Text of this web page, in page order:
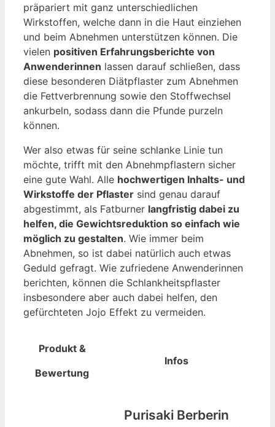
präpariert mit ganz unterschiedlichen
Wirkstoffen, welche dann in die Haut einziehen
und beim Abnehmen unterstützen können. Die
vielen positiven Erfahrungsberichte von
Anwenderinnen lassen darauf schließen, dass
diese besonderen Diätpflaster zum Abnehmen
die Fettverbrennung sowie den Stoffwechsel
ankurbeln, sodass dann die Pfunde purzeln
können.
Wer also etwas für seine schlanke Linie tun
möchte, trifft mit den Abnehmpflastern sicher
eine gute Wahl. Alle hochwertigen Inhalts- und
Wirkstoffe der Pflaster sind genau darauf
abgestimmt, als Fatburner langfristig dabei zu
helfen, die Gewichtsreduktion so einfach wie
möglich zu gestalten. Wie immer beim
Abnehmen, so ist dabei natürlich auch etwas
Geduld gefragt. Wie zufriedene Anwenderinnen
berichten, können die Schlankheitspflaster
insbesondere aber auch dabei helfen, den
gefürchteten Jojo Effekt zu vermeiden.
Produkt &
Bewertung
Infos
Purisaki Berberin